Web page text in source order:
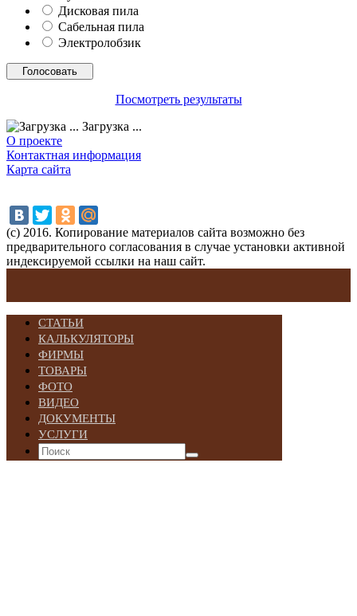
Дисковая пила
Сабельная пила
Электролобзик
Посмотреть результаты
Загрузка ...
О проекте
Контактная информация
Карта сайта
(с) 2016. Копирование материалов сайта возможно без
предварительного согласования в случае установки активной
индексируемой ссылки на наш сайт.
СТАТЬИ
КАЛЬКУЛЯТОРЫ
ФИРМЫ
ТОВАРЫ
ФОТО
ВИДЕО
ДОКУМЕНТЫ
УСЛУГИ